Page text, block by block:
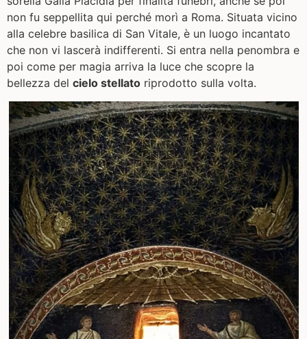
non fu seppellita qui perché morì a Roma. Situata vicino
alla celebre basilica di San Vitale, è un luogo incantato
che non vi lascerà indifferenti. Si entra nella penombra e
poi come per magia arriva la luce che scopre la
bellezza del cielo stellato riprodotto sulla volta.